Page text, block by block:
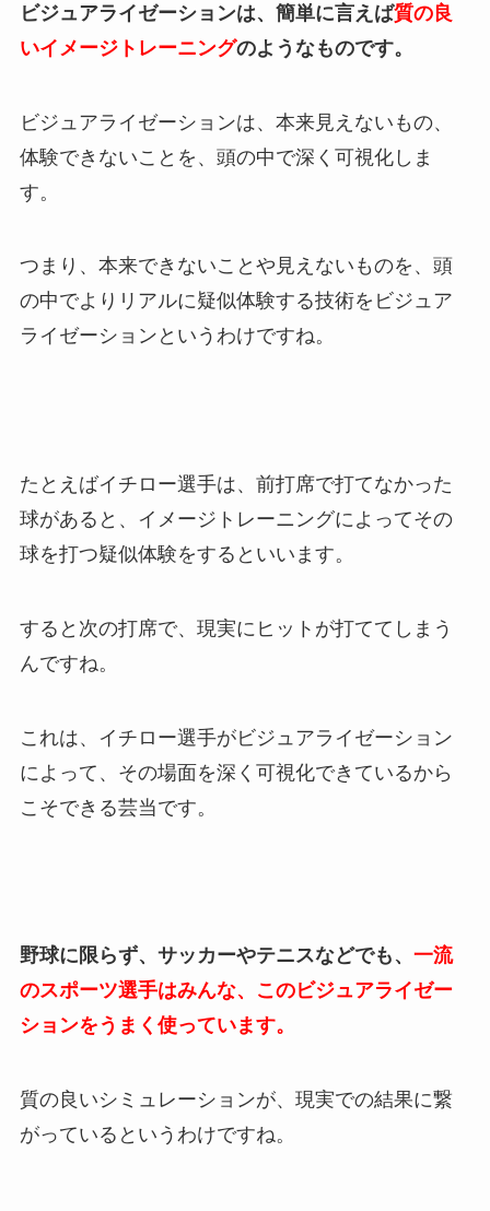
ビジュアライゼーションは、簡単に言えば質の良
いイメージトレーニングのようなものです。
ビジュアライゼーションは、本来見えないもの、
体験できないことを、頭の中で深く可視化しま
す。
つまり、本来できないことや見えないものを、頭
の中でよりリアルに疑似体験する技術をビジュア
ライゼーションというわけですね。
たとえばイチロー選手は、前打席で打てなかった
球があると、イメージトレーニングによってその
球を打つ疑似体験をするといいます。
すると次の打席で、現実にヒットが打ててしまう
んですね。
これは、イチロー選手がビジュアライゼーション
によって、その場面を深く可視化できているから
こそできる芸当です。
野球に限らず、サッカーやテニスなどでも、 一流
のスポーツ選手はみんな、このビジュアライゼー
ションをうまく使っています。
質の良いシミュレーションが、現実での結果に繋
がっているというわけですね。